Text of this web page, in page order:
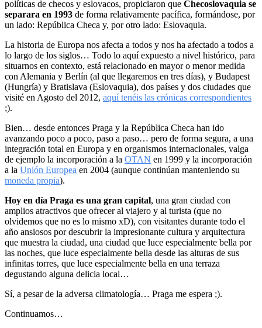
políticas de checos y eslovacos, propiciaron que Checoslovaquia se
separara en 1993 de forma relativamente pacífica, formándose, por
un lado: República Checa y, por otro lado: Eslovaquia.
La historia de Europa nos afecta a todos y nos ha afectado a todos a
lo largo de los siglos… Todo lo aquí expuesto a nivel histórico, para
situarnos en contexto, está relacionado en mayor o menor medida
con Alemania y Berlín (al que llegaremos en tres días), y Budapest
(Hungría) y Bratislava (Eslovaquia), dos países y dos ciudades que
visité en Agosto del 2012, aquí tenéis las crónicas correspondientes
;).
Bien… desde entonces Praga y la República Checa han ido
avanzando poco a poco, paso a paso… pero de forma segura, a una
integración total en Europa y en organismos internacionales, valga
de ejemplo la incorporación a la OTAN en 1999 y la incorporación
a la Unión Europea en 2004 (aunque continúan manteniendo su
moneda propia).
Hoy en día Praga es una gran capital, una gran ciudad con
amplios atractivos que ofrecer al viajero y al turista (que no
olvidemos que no es lo mismo xD), con visitantes durante todo el
año ansiosos por descubrir la impresionante cultura y arquitectura
que muestra la ciudad, una ciudad que luce especialmente bella por
las noches, que luce especialmente bella desde las alturas de sus
infinitas torres, que luce especialmente bella en una terraza
degustando alguna delicia local…
Sí, a pesar de la adversa climatología… Praga me espera ;).
Continuamos…